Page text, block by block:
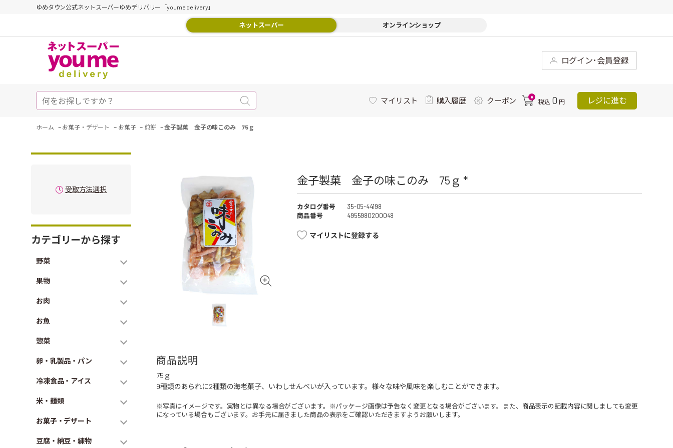
ゆめタウン公式ネットスーパーゆめデリバリー「youme delivery」
ネットスーパー オンラインショップ
ログイン･会員登録
マイリスト 購入履歴 クーポン 0
税込 0 円 レジに進む
ホーム - お菓子・デザート - お菓子 - 煎餅 -金子製菓 金子の味このみ 75ｇ
受取方法選択
カテゴリーから探す
野菜
果物
お肉
お魚
惣菜
卵・乳製品・パン
冷凍食品・アイス
米・麺類
お菓子・デザート
豆腐・納豆・練物
金子製菓 金子の味このみ 75ｇ *
カタログ番号
35-05-44198
商品番号
4955980200048
マイリストに登録する
商品説明
75ｇ
9種類のあられに2種類の海老菓子、いわしせんべいが入っています。様々な味や風味を楽しむことができます。
※写真はイメージです。実物とは異なる場合がございます。※パッケージ画像は予告なく変更となる場合がございます。また、商品表示の記載内容に関しましても変更
になっている場合もございます。お手元に届きました商品の表示をご確認いただきますようお願いします。